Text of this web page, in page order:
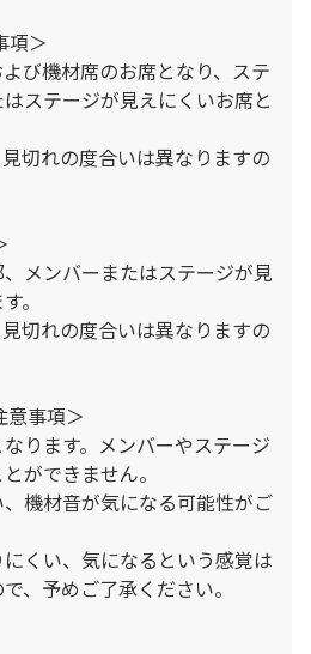
項＞
び機材席のお席となり、ステ
ステージが見えにくいお席と
切れの度合いは異なりますの
メンバーまたはステージが見
。
切れの度合いは異なりますの
意事項＞
ります。メンバーやステージ
ができません。
機材音が気になる可能性がご
くい、気になるという感覚は
、予めご了承ください。